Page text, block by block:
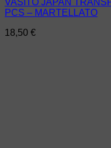
PCS – MARTELLATO
18,50 €